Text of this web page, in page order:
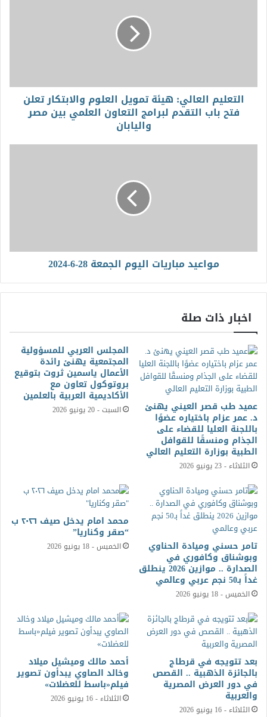
التعليم العالي: هيئة تمويل العلوم والابتكار تعلن
فتح باب التقدم لبرامج التعاون العلمي بين مصر
واليابان
مواعيد مباريات اليوم الجمعة 28-6-2024
اخبار ذات صلة
عميد طب قصر العيني يهنئ
د. عمر عزام باختياره عضوًا
باللجنة العليا للقضاء على
الجذام ومنسقًا للقوافل
الطبية بوزارة التعليم العالي
الثلاثاء - 23 يونيو 2026
المجلس العربي للمسؤولية
المجتمعية يهنئ رائدة
الأعمال ياسمين ثروت بتوقيع
بروتوكول تعاون مع
الأكاديمية العربية بالعلمين
السبت - 20 يونيو 2026
تامر حسني وميادة الحناوي
وبوشناق وكافوري في
الصدارة .. موازين 2026 ينطلق
غداً بـ50 نجم عربي وعالمي
الخميس - 18 يونيو 2026
محمد امام يدخل صيف ٢٠٢٦ ب
“صقر وكناريا”
الخميس - 18 يونيو 2026
بعد تتويجه في قرطاج
بالجائزة الذهبية .. القصص
في دور العرض المصرية
والعربية
الثلاثاء - 16 يونيو 2026
أحمد مالك وميشيل ميلاد
وخالد الصاوي يبدأون تصوير
فيلم«باسط للعضلات»
الثلاثاء - 16 يونيو 2026